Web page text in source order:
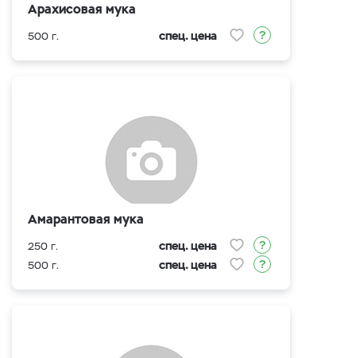
Арахисовая мука
500 г. спец. цена
Амарантовая мука
250 г. спец. цена
500 г. спец. цена